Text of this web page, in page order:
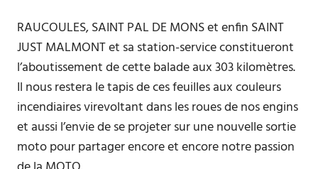
RAUCOULES, SAINT PAL DE MONS et enfin SAINT
JUST MALMONT et sa station-service constitueront
l’aboutissement de cette balade aux 303 kilomètres.
Il nous restera le tapis de ces feuilles aux couleurs
incendiaires virevoltant dans les roues de nos engins
et aussi l’envie de se projeter sur une nouvelle sortie
moto pour partager encore et encore notre passion